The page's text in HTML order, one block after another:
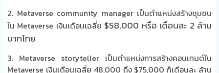
2. Metaverse community manager เป็นตำแหน่งสร้างชุมชน
ใน Metaverse เงินเดือนเฉลี่ย $58,000 หรือ เดือนละ 2 ล้าน
บาทไทย
3. Metaverse storyteller เป็นตำแหน่งการสร้างคอนเทนต์ใน
Metaverse เงินเดือนเฉลี่ย 48,000 ถึง $75,000 ก็เดือนละ ล้าน